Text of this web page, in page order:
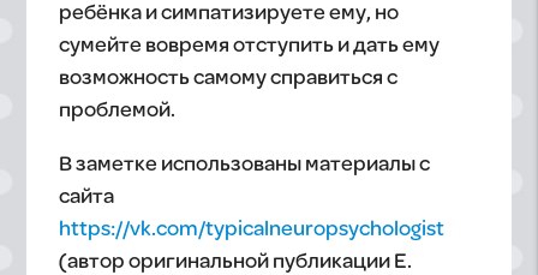
ребёнка и симпатизируете ему, но
сумейте вовремя отступить и дать ему
возможность самому справиться с
проблемой.
В заметке использованы материалы с
сайта
https://vk.com/typicalneuropsychologist
(автор оригинальной публикации Е.